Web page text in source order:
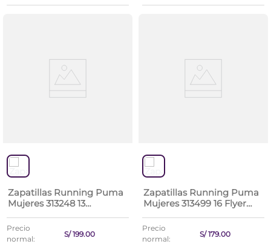
Zapatillas Running Puma
Mujeres 313248 13
Precio
normal:
S/ 199.00
Zapatillas Running Puma
Mujeres 313499 16 Flyer
Precio
normal:
S/ 179.00